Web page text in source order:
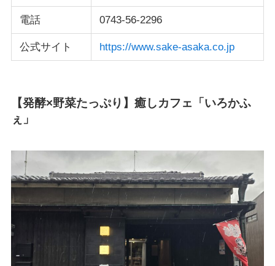
電話 0743-56-2296
公式サイト https://www.sake-asaka.co.jp
【発酵×野菜たっぷり】癒しカフェ「いろかふ
ぇ」